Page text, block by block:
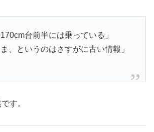
台前半には乗っている」
、というのはさすがに古い情報」
す。